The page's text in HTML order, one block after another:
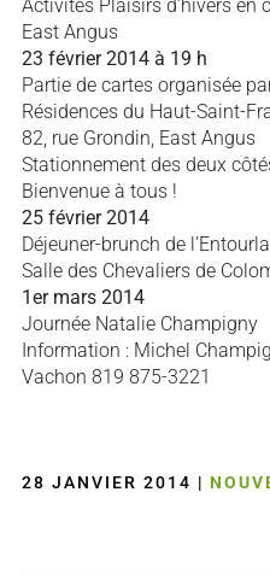
Activités Plaisirs d’hivers
East Angus
23 février 2014 à 19 h
Partie de cartes organisée
Résidences du Haut-Saint-
82, rue Grondin, East Angus
Stationnement des deux
Bienvenue à tous !
25 février 2014
Déjeuner-brunch de
Salle des Chevaliers de
1er mars 2014
Journée Natalie Champigny
Information : Michel
Vachon 819 875-3221
28 JANVIER 2014 |